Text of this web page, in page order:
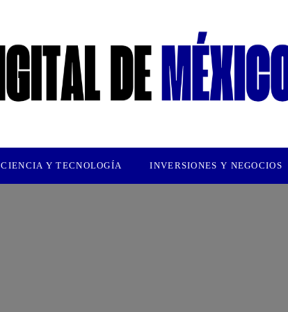
CIENCIA Y TECNOLOGÍA INVERSIONES Y NEGOCIOS